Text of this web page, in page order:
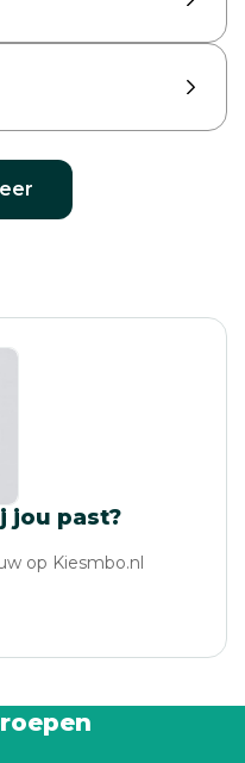
jou past?
op Kiesmbo.nl